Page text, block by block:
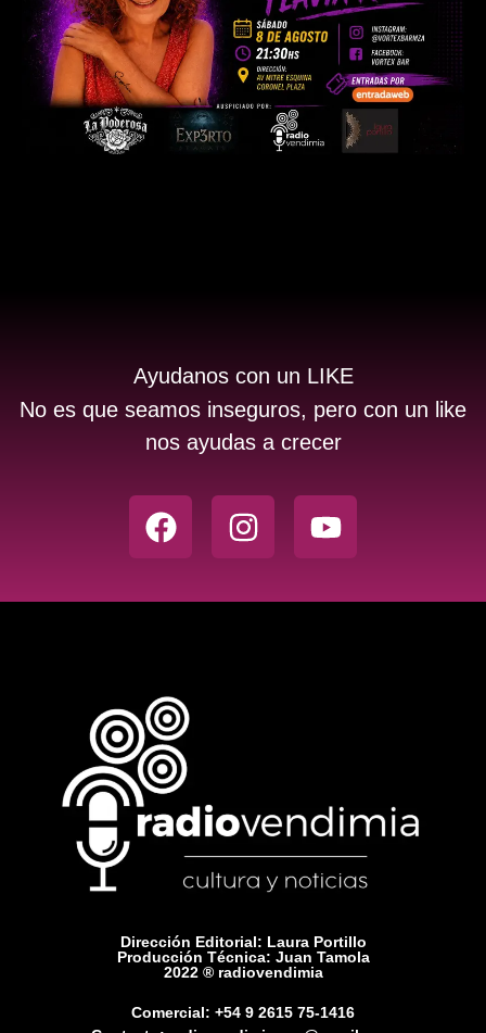
Ayudanos con un LIKE
No es que seamos inseguros, pero con un like
nos ayudas a crecer
Dirección Editorial: Laura Portillo
Producción Técnica: Juan Tamola
2022 ® radiovendimia
Comercial: +54 9 2615 75-1416